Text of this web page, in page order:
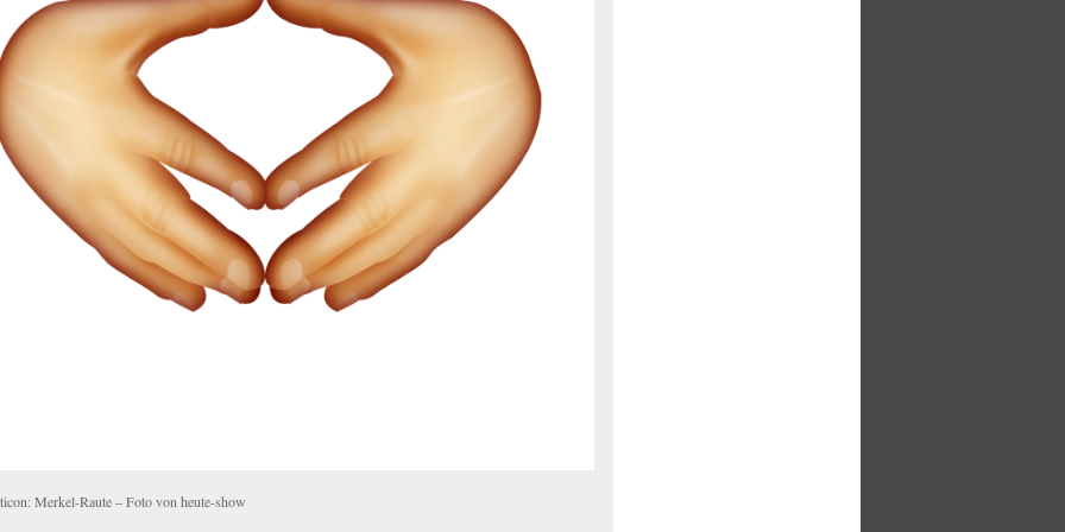
Merkel-Raute – Foto von heute-show